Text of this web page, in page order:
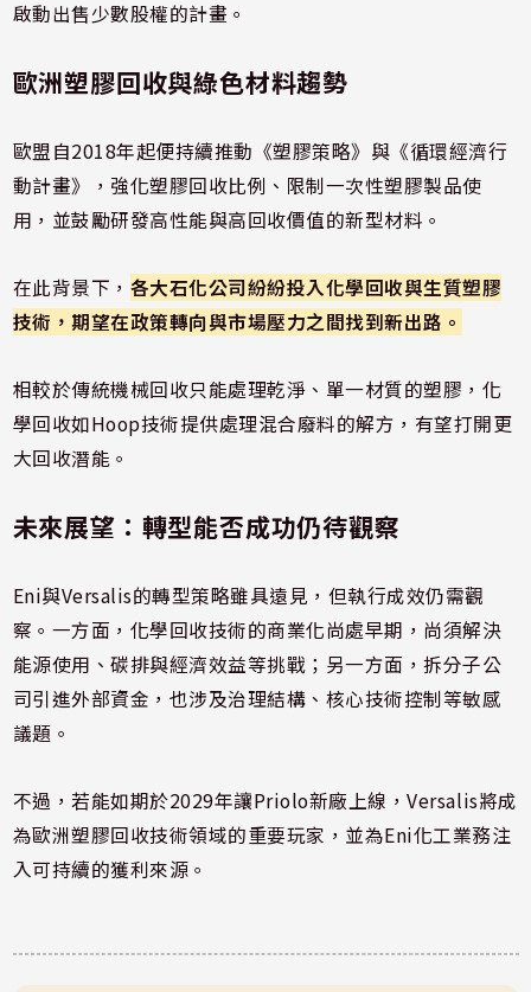
啟動出售少數股權的計畫。
歐洲塑膠回收與綠色材料趨勢
歐盟自2018年起便持續推動《塑膠策略》與《循環經濟行
動計畫》，強化塑膠回收比例、限制一次性塑膠製品使
用，並鼓勵研發高性能與高回收價值的新型材料。
在此背景下， 各大石化公司紛紛投入化學回收與生質塑膠
技術，期望在政策轉向與市場壓力之間找到新出路。
相較於傳統機械回收只能處理乾淨、單一材質的塑膠，化
學回收如Hoop技術提供處理混合廢料的解方，有望打開更
大回收潛能。
未來展望：轉型能否成功仍待觀察
Eni與Versalis的轉型策略雖具遠見，但執行成效仍需觀
察。一方面，化學回收技術的商業化尚處早期，尚須解決
能源使用、碳排與經濟效益等挑戰；另一方面，拆分子公
司引進外部資金，也涉及治理結構、核心技術控制等敏感
議題。
不過，若能如期於2029年讓Priolo新廠上線，Versalis將成
為歐洲塑膠回收技術領域的重要玩家，並為Eni化工業務注
入可持續的獲利來源。